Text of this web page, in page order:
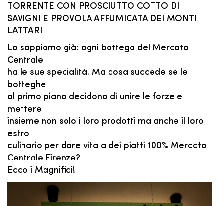
TORRENTE CON PROSCIUTTO COTTO DI
SAVIGNI E PROVOLA AFFUMICATA DEI MONTI
LATTARI
Lo sappiamo già: ogni bottega del Mercato
Centrale
ha le sue specialità. Ma cosa succede se le
botteghe
al primo piano decidono di unire le forze e
mettere
insieme non solo i loro prodotti ma anche il loro
estro
culinario per dare vita a dei piatti 100% Mercato
Centrale Firenze?
Ecco i Magnifici!